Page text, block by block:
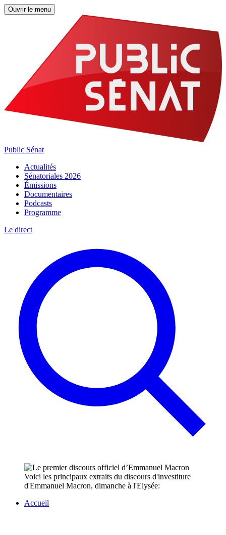
Ouvrir le menu
Public Sénat
Actualités
Sénatoriales 2026
Émissions
Documentaires
Podcasts
Programme
Le direct
Voici les principaux extraits du discours d'investiture
d'Emmanuel Macron, dimanche à l'Elysée:
Accueil